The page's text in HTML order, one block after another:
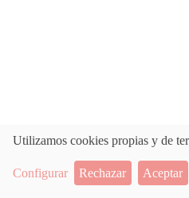
Utilizamos cookies propias y de
Configurar Rechazar Aceptar